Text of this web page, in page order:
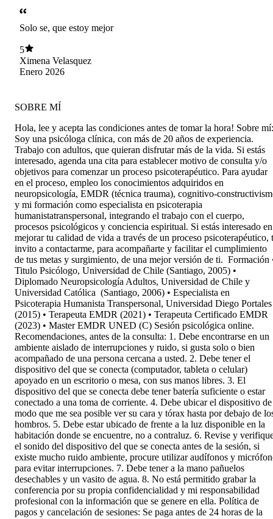
Solo se, que estoy mejor
5
Ximena Velasquez
Enero 2026
SOBRE MÍ
Hola, lee y acepta las condiciones antes de tomar la hora! Sobre mí:
Soy una psicóloga clínica, con más de 20 años de experiencia.
Trabajo con adultos, que quieran disfrutar más de la vida. Si estás
interesado, agenda una cita para establecer motivo de consulta y/o
objetivos para comenzar un proceso psicoterapéutico. Para ayudar
en el proceso, empleo los conocimientos adquiridos en
neuropsicología, EMDR (técnica trauma), cognitivo-
y mi formación como especialista en psicoterapia
humanistatranspersonal, integrando el trabajo con el cuerpo,
procesos psicológicos y conciencia espiritual. Si estás interesado en
mejorar tu calidad de vida a través de un proceso psicoterapéutico,
invito a contactarme, para acompañarte y facilitar el cumplimiento
de tus metas y surgimiento, de una mejor versión de ti. Formación
Titulo Psicólogo, Universidad de Chile (Santiago, 2005) •
Diplomado Neuropsicología Adultos, Universidad de Chile y
Universidad Católica (Santiago, 2006) • Especialista en
Psicoterapia Humanista Transpersonal, Universidad Diego Portales
(2015) • Terapeuta EMDR (2021) • Terapeuta Certificado EMDR
(2023) • Master EMDR UNED (C) Sesión psicológica online.
Recomendaciones, antes de la consulta: 1. Debe encontrarse en un
ambiente aislado de interrupciones y ruido, si gusta solo o bien
acompañado de una persona cercana a usted. 2. Debe tener el
dispositivo del que se conecta (computador, tableta o celular)
apoyado en un escritorio o mesa, con sus manos libres. 3. El
dispositivo del que se conecta debe tener batería suficiente o estar
conectado a una toma de corriente. 4. Debe ubicar el dispositivo de
modo que me sea posible ver su cara y tórax hasta por debajo de
hombros. 5. Debe estar ubicado de frente a la luz disponible en la
habitación donde se encuentre, no a contraluz. 6. Revise y
el sonido del dispositivo del que se conecta antes de la sesión, si
existe mucho ruido ambiente, procure utilizar audífonos y
para evitar interrupciones. 7. Debe tener a la mano pañuelos
desechables y un vasito de agua. 8. No está permitido grabar la
conferencia por su propia confidencialidad y mi responsabilidad
profesional con la información que se genere en ella. Política de
pagos y cancelación de sesiones: Se paga antes de 24 horas de la